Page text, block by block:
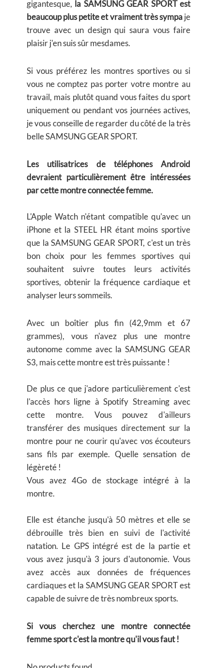
gigantesque, la SAMSUNG GEAR SPORT est
beaucoup plus petite et vraiment très sympaje
trouve avec un design qui saura vous faire
plaisir j'en suis sûr mesdames.
Si vous préférez les montres sportives ou si
vous ne comptez pas porter votre montre au
travail, mais plutôt quand vous faites du sport
uniquement ou pendant vos journées actives,
je vous conseille de regarder du côté de la très
belle SAMSUNG GEAR SPORT.
Les utilisatrices de téléphones Android
devraient particulièrement être intéressées
par cette montre connectée femme.
L'Apple Watch n'étant compatible qu'avec un
iPhone et la STEEL HR étant moins sportive
que la SAMSUNG GEAR SPORT, c'est un très
bon choix pour les femmes sportives qui
souhaitent suivre toutes leurs activités
sportives, obtenir la fréquence cardiaque et
analyser leurs sommeils.
Avec un boîtier plus fin (42,9mm et 67
grammes), vous n'avez plus une montre
autonome comme avec la SAMSUNG GEAR
S3, mais cette montre est très puissante !
De plus ce que j'adore particulièrement c'est
l'accès hors ligne à Spotify Streaming avec
cette montre. Vous pouvez d'ailleurs
transférer des musiques directement sur la
montre pour ne courir qu'avec vos écouteurs
sans fils par exemple. Quelle sensation de
légèreté !
Vous avez 4Go de stockage intégré à la
montre.
Elle est étanche jusqu'à 50 mètres et elle se
débrouille très bien en suivi de l'activité
natation. Le GPS intégré est de la partie et
vous avez jusqu'à 3 jours d'autonomie. Vous
avez accès aux données de fréquences
cardiaques et la SAMSUNG GEAR SPORT est
capable de suivre de très nombreux sports.
Si vous cherchez une montre connectée
femme sport c'est la montre qu'il vous faut !